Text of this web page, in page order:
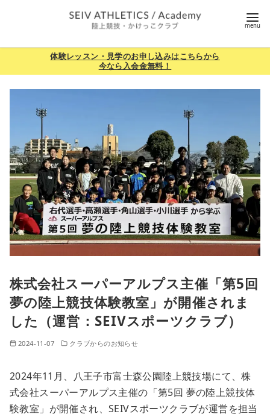
ツ
体験レッスン・見学のお申し込みはこちらから
今なら入会金無料！
株式会社スーパーアルプス主催「第5回
夢の陸上競技体験教室」が開催されま
した（運営：SEIVスポーツクラブ）
2024-11-07 クラブからのお知らせ
2024年11月、八王子市富士森公園陸上競技場にて、株
式会社スーパーアルプス主催の「第5回 夢の陸上競技体
験教室」が開催され、SEIVスポーツクラブが運営を担当